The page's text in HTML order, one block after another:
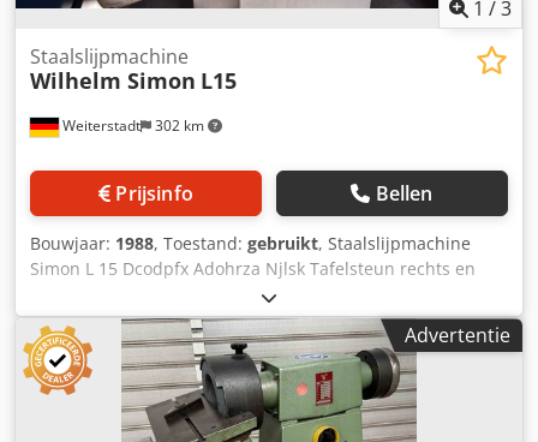
1 /3
Weiterstadt 302 km
Staalslijpmachine
Wilhelm Simon L15
Prijsinfo Bellen
Bouwjaar: 1988, Toestand: gebruikt, Staalslijpmachine
Simon L 15 Dcodpfx Adohrza Njlsk Tafelsteun rechts en
links verstelbaar Diamant slijpschijf
Advertentie